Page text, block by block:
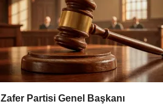
Zafer Partisi Genel Başkanı